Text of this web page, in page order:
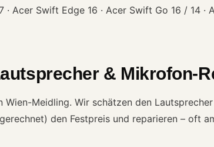
Acer Swift Edge 16 · Acer Swift Go 16 / 14
& Mikrofon-
Wien-Meidling. Wir schätzen den
den Festpreis und reparieren – oft